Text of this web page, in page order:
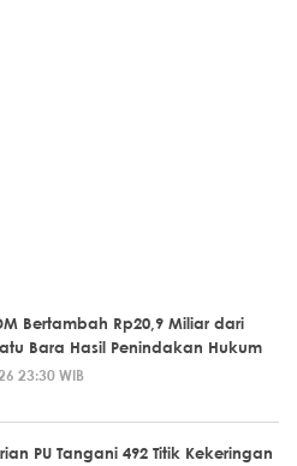
Bertambah Rp20,9 Miliar dari
Bara Hasil Penindakan Hukum
23:30 WIB
PU Tangani 492 Titik Kekeringan